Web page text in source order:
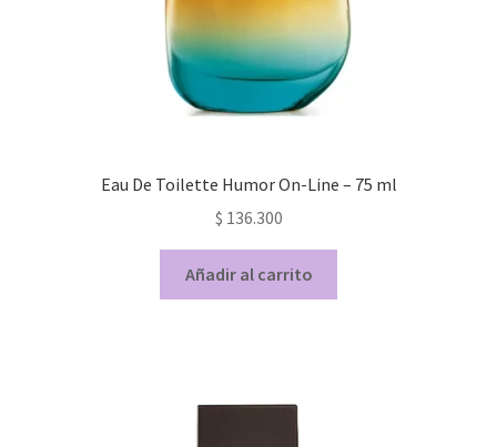
Eau De Toilette Humor On-Line – 75 ml
$ 136.300
Añadir al carrito